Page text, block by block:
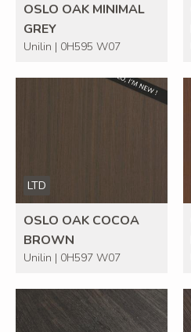
OSLO OAK MINIMAL
GREY
Unilin | 0H595 W07
LTD
OSLO OAK COCOA
BROWN
Unilin | 0H597 W07